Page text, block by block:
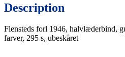
Description
Flensteds forl 1946, halvlæderbind,
farver, 295 s, ubeskåret